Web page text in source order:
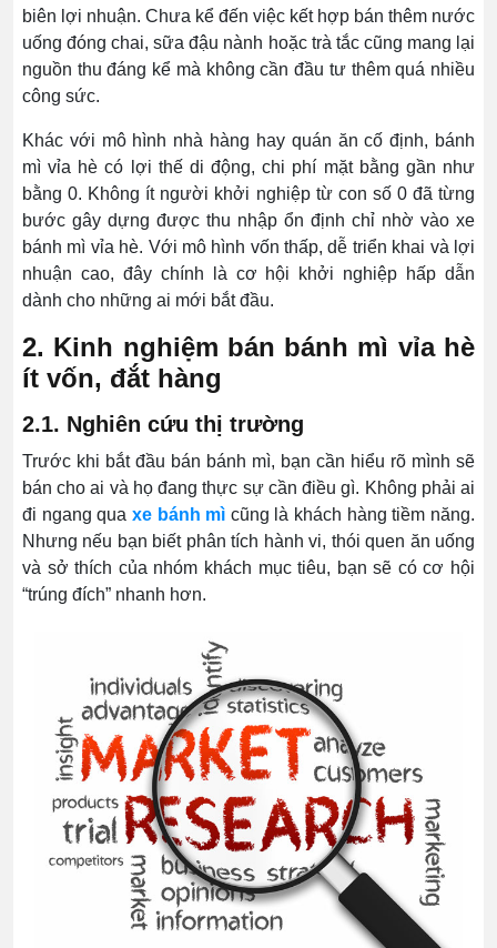
biên lợi nhuận. Chưa kể đến việc kết hợp bán thêm nước
uống đóng chai, sữa đậu nành hoặc trà tắc cũng mang lại
nguồn thu đáng kể mà không cần đầu tư thêm quá nhiều
công sức.
Khác với mô hình nhà hàng hay quán ăn cố định, bánh
mì vỉa hè có lợi thế di động, chi phí mặt bằng gần như
bằng 0. Không ít người khởi nghiệp từ con số 0 đã từng
bước gây dựng được thu nhập ổn định chỉ nhờ vào xe
bánh mì vỉa hè. Với mô hình vốn thấp, dễ triển khai và lợi
nhuận cao, đây chính là cơ hội khởi nghiệp hấp dẫn
dành cho những ai mới bắt đầu.
2. Kinh nghiệm bán bánh mì vỉa hè
ít vốn, đắt hàng
2.1. Nghiên cứu thị trường
Trước khi bắt đầu bán bánh mì, bạn cần hiểu rõ mình sẽ
bán cho ai và họ đang thực sự cần điều gì. Không phải ai
đi ngang qua xe bánh mì cũng là khách hàng tiềm năng.
Nhưng nếu bạn biết phân tích hành vi, thói quen ăn uống
và sở thích của nhóm khách mục tiêu, bạn sẽ có cơ hội
“trúng đích” nhanh hơn.